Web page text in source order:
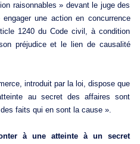
raisonnables » devant le juge des
une action en concurrence
1240 du Code civil, à condition
préjudice et le lien de causalité
introduit par la loi, dispose que
au secret des affaires sont
faits qui en sont la cause ».
à une atteinte à un secret